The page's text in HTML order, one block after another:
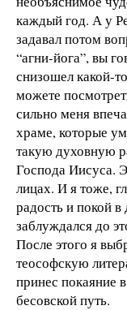
каждый год. А у
задавал потом
“агни-йога”, вы
снизошел какой-
можете
сильно меня
храме, которые
такую духовную
Господа Иисуса.
лицах. И я тоже,
радость и покой
заблуждался до
После этого я
теософскую
принес покаяние
бесовской путь.